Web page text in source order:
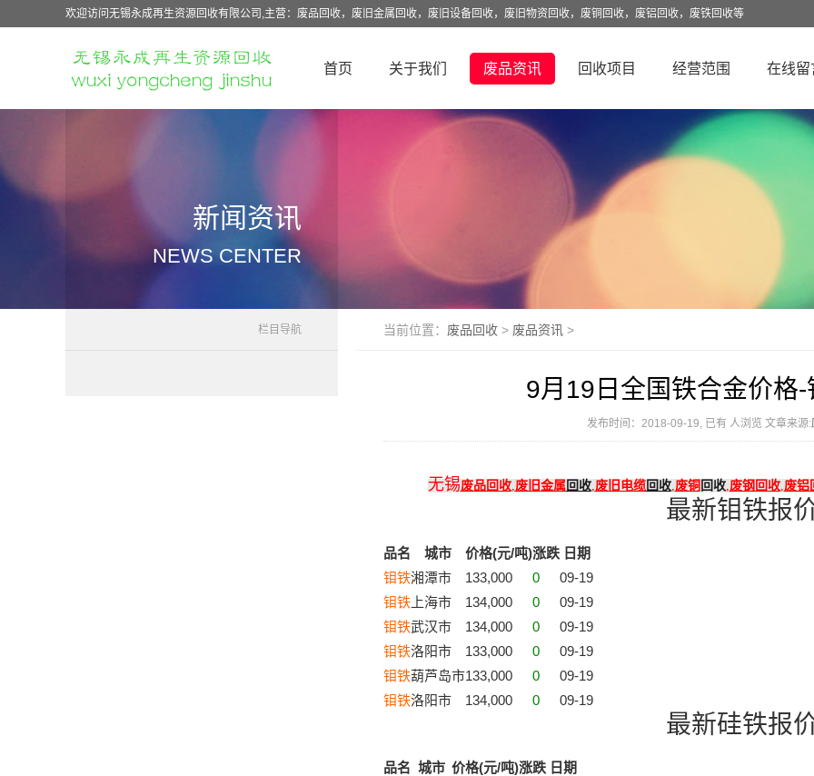
欢迎访问无锡永成再生资源回收有限公司,主营：废品回收，废旧金属回收，废旧设备回收，废旧物资回收，废铜回收，废铝回收，废铁回收等
首页 关于我们 废品资讯 回收项目 经营范围 在线留
新闻资讯
NEWS CENTER
栏目导航 当前位置： 废品回收 > 废品资讯 >
9月19日全国铁合金价格
发布时间：2018-09-19, 已有 人浏览 文章来源:
无锡废品回收,废旧金属回收,废旧电缆回收,废铜 回收,废钢回收,废铝
最新钼铁报
品名 城市 价格(元/吨)涨跌 日期
钼铁湘潭市 133,000 0
09-19
钼铁 上海市 134,000 0
09-19
钼铁武汉市 134,000 0
09-19
钼铁洛阳市 133,000 0
09-19
钼铁葫芦岛市133,000 0
09-19
钼铁洛阳市 134,000 0 09-19
最新硅铁报
品名 城市 价格(元/吨)涨跌 日期